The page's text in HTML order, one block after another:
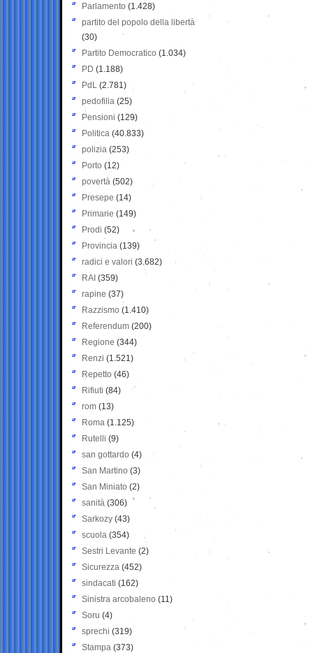
Parlamento (1.428)
partito del popolo della libertà
(30)
Partito Democratico (1.034)
PD (1.188)
PdL (2.781)
pedofilia (25)
Pensioni (129)
Politica (40.833)
polizia (253)
Porto (12)
povertà (502)
Presepe (14)
Primarie (149)
Prodi (52)
Provincia (139)
radici e valori (3.682)
RAI (359)
rapine (37)
Razzismo (1.410)
Referendum (200)
Regione (344)
Renzi (1.521)
Repetto (46)
Rifiuti (84)
rom (13)
Roma (1.125)
Rutelli (9)
san gottardo (4)
San Martino (3)
San Miniato (2)
sanità (306)
Sarkozy (43)
scuola (354)
Sestri Levante (2)
Sicurezza (452)
sindacati (162)
Sinistra arcobaleno (11)
Soru (4)
sprechi (319)
Stampa (373)